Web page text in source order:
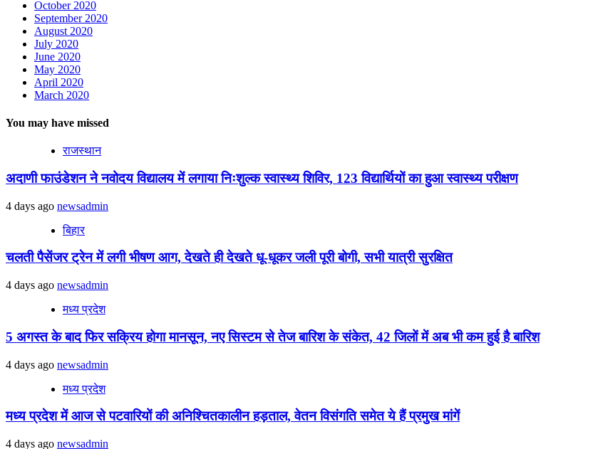
October 2020
September 2020
August 2020
July 2020
June 2020
May 2020
April 2020
March 2020
You may have missed
राजस्थान
अदाणी फाउंडेशन ने नवोदय विद्यालय में लगाया निःशुल्क स्वास्थ्य शिविर, 123 विद्यार्थियों का हुआ स्वास्थ्य परीक्षण
4 days ago newsadmin
बिहार
चलती पैसेंजर ट्रेन में लगी भीषण आग, देखते ही देखते धू-धूकर जली पूरी बोगी, सभी यात्री सुरक्षित
4 days ago newsadmin
मध्य प्रदेश
5 अगस्त के बाद फिर सक्रिय होगा मानसून, नए सिस्टम से तेज बारिश के संकेत, 42 जिलों में अब भी कम हुई है बारिश
4 days ago newsadmin
मध्य प्रदेश
मध्य प्रदेश में आज से पटवारियों की अनिश्चितकालीन हड़ताल, वेतन विसंगति समेत ये हैं प्रमुख मांगें
4 days ago newsadmin